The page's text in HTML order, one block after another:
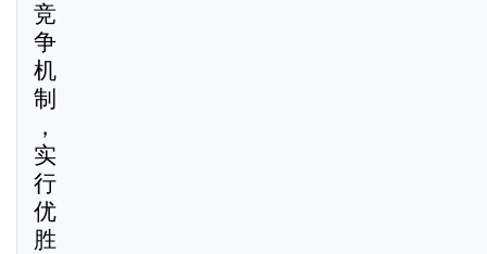
竞
争
机
制
，
实
行
优
胜